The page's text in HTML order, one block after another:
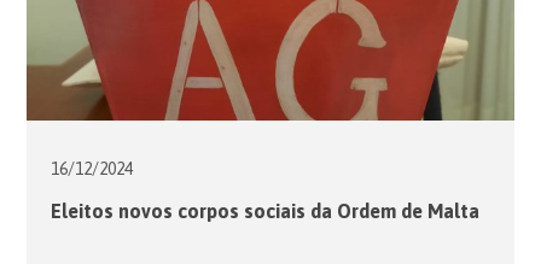
16/12/2024
Eleitos novos corpos sociais da Ordem de Malta